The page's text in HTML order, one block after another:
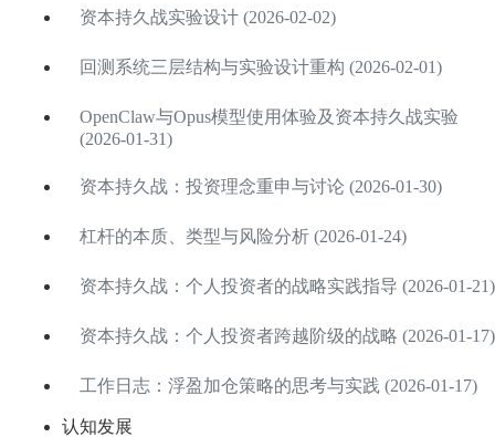
资本持久战实验设计 (2026-02-02)
回测系统三层结构与实验设计重构 (2026-02-01)
OpenClaw与Opus模型使用体验及资本持久战实验
(2026-01-31)
资本持久战：投资理念重申与讨论 (2026-01-30)
杠杆的本质、类型与风险分析 (2026-01-24)
资本持久战：个人投资者的战略实践指导 (2026-01-21)
资本持久战：个人投资者跨越阶级的战略 (2026-01-17)
工作日志：浮盈加仓策略的思考与实践 (2026-01-17)
认知发展